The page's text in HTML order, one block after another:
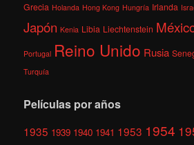
Grecia Holanda Hong Kong Hungría Irlanda
Japón Kenia Libia Liechtenstein
Portugal Reino Unido Rusia
Turquía
Películas por años
1935 1939 1940 1941 1953 1954